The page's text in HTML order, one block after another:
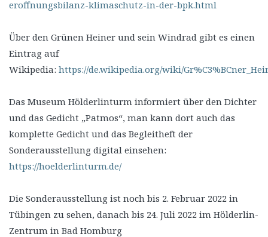
eroffnungsbilanz-klimaschutz-in-der-bpk.html
Über den Grünen Heiner und sein Windrad gibt es einen
Eintrag auf
Wikipedia: https://de.wikipedia.org/wiki/
Das Museum Hölderlinturm informiert über den Dichter
und das Gedicht „Patmos“, man kann dort auch das
komplette Gedicht und das Begleitheft der
Sonderausstellung digital einsehen:
https://hoelderlinturm.de/
Die Sonderausstellung ist noch bis 2. Februar 2022 in
Tübingen zu sehen, danach bis 24. Juli 2022 im Hölderlin-
Zentrum in Bad Homburg